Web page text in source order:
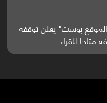
ألزهايمر بدراسة